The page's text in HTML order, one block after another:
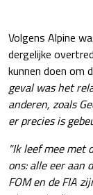
Volgens Alpine
dergelijke
kunnen doen om
geval was het
anderen, zoals
er precies is
"Ik leef mee met
ons: alle eer aan
FOM en de FIA